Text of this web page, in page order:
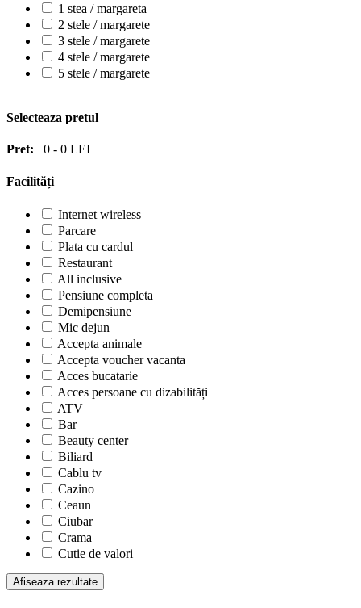
1 stea / margareta
2 stele / margarete
3 stele / margarete
4 stele / margarete
5 stele / margarete
Selecteaza pretul
Pret: 0 - 0 LEI
Facilități
Internet wireless
Parcare
Plata cu cardul
Restaurant
All inclusive
Pensiune completa
Demipensiune
Mic dejun
Accepta animale
Accepta voucher vacanta
Acces bucatarie
Acces persoane cu dizabilități
ATV
Bar
Beauty center
Biliard
Cablu tv
Cazino
Ceaun
Ciubar
Crama
Cutie de valori
Echitatie